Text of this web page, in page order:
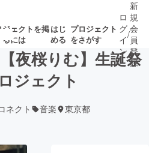
ジェクトを掲
るには
はじ
める
プロジェクト
をさがす
プロ
募集終了が近いプ
ロジェクト
ロ
グ
イ
ン
/
新
規
会
員
登
録
夜桜りむ】生誕祭
ジェクト
ネクト 音楽 東京都